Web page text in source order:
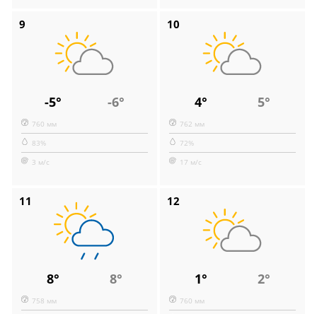
9
-5° -6°
760 мм
83%
3 м/с
10
4° 5°
762 мм
72%
17 м/с
11
8° 8°
758 мм
12
1° 2°
760 мм